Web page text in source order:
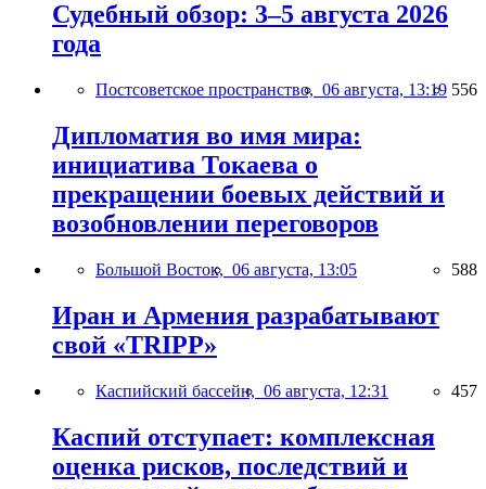
Судебный обзор: 3–5 августа 2026
года
Постсоветское пространство, 06 августа, 13:19 556
Дипломатия во имя мира:
инициатива Токаева о
прекращении боевых действий и
возобновлении переговоров
Большой Восток, 06 августа, 13:05 588
Иран и Армения разрабатывают
свой «TRIPP»
Каспийский бассейн, 06 августа, 12:31 457
Каспий отступает: комплексная
оценка рисков, последствий и